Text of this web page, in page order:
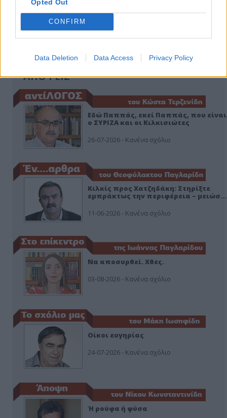
Opted Out
CONFIRM
Data Deletion Data Access Privacy Policy
ΑΠΟΨΕΙΣ
Εδώ Παππάς, εκεί Παππάς, που είναι
ο ΣΥΡΙΖΑ και οι Κιλκισιώτες
26-07-2026 - Κανένα σχόλιο
Κιλκίς προς Χατζηδάκη: Στηρίξτε
εμπράκτως την περιφέρεια – μειώσ…
11-06-2026 - Κανένα σχόλιο
Να αποσυρθεί. Χθες.
03-08-2026 - Κανένα σχόλιο
Οίκοι ευγηρίας
24-07-2026 - Κανένα σχόλιο
Ή ρούφα ή φύσα